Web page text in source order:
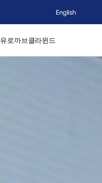
English
유로까브클라윈드